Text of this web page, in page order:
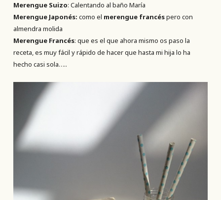
Merengue Suizo: Calentando al baño María
Merengue Japonés: como el merengue francéspero con
almendra molida
Merengue Francés: que es el que ahora mismo os paso la
receta, es muy fácil y rápido de hacer que hasta mi hija lo ha
hecho casi sola…..